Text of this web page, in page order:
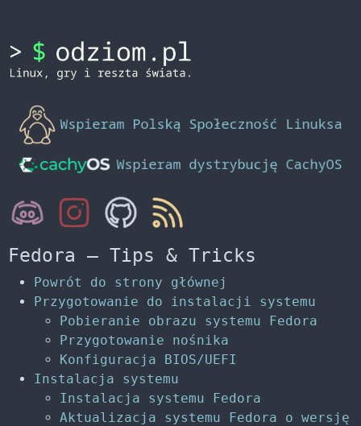
Fedora – Tips & Tricks
Powrót do strony głównej
Przygotowanie do instalacji systemu
Pobieranie obrazu systemu Fedora
Przygotowanie nośnika
Konfiguracja BIOS/UEFI
Instalacja systemu
Instalacja systemu Fedora
Aktualizacja systemu Fedora o wersję